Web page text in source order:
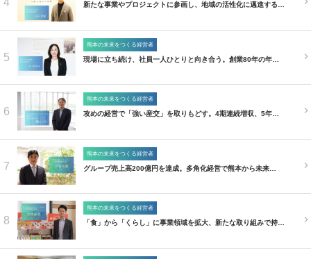
4 新たな事業やプロジェクトに参画し、地域の活性化に邁進する…
5
熊本の未来をつくる経営者
現場に立ち続け、社員一人ひとりと向き合う。創業80年の年…
6
熊本の未来をつくる経営者
攻めの経営で「強い産交」を取りもどす。4期連続増収、5年…
7
熊本の未来をつくる経営者
グループ売上高200億円を達成。多角化経営で熊本から未来…
8
熊本の未来をつくる経営者
「食」から「くらし」に事業領域を拡大、新たな取り組みで持…